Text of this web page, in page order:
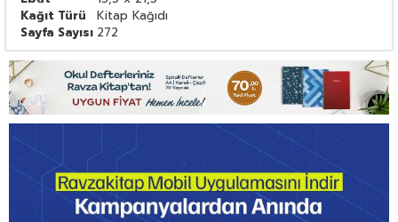
Kağıt Türü
Kitap Kağıdı
Sayfa Sayısı 272